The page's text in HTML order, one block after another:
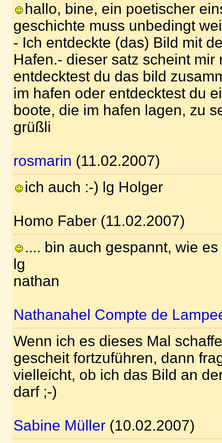
hallo, bine, ein poetischer
geschichte muss unbedingt
- Ich entdeckte (das) Bild mit
Hafen.- dieser satz scheint mir
entdecktest du das bild
im hafen oder entdecktest du
boote, die im hafen lagen, zu
grüßli
rosmarin (11.02.2007)
ich auch :-) lg Holger
Homo Faber (11.02.2007)
.... bin auch gespannt, wie
lg
nathan
Nathanahel Compte de
Wenn ich es dieses Mal
gescheit fortzuführen, dann
vielleicht, ob ich das Bild an
darf ;-)
Sabine Müller (10.02.2007)